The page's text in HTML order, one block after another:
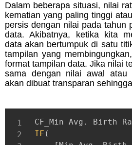
Dalam beberapa situasi, nilai
kematian yang paling tinggi
persis dengan nilai pada tahun
data. Akibatnya, ketika kita
data akan bertumpuk di satu
tampilan yang
format tampilan data. Jika nilai
sama dengan nilai awal atau
akan dibuat transparan
CF_Min Avg . Birth
IF (